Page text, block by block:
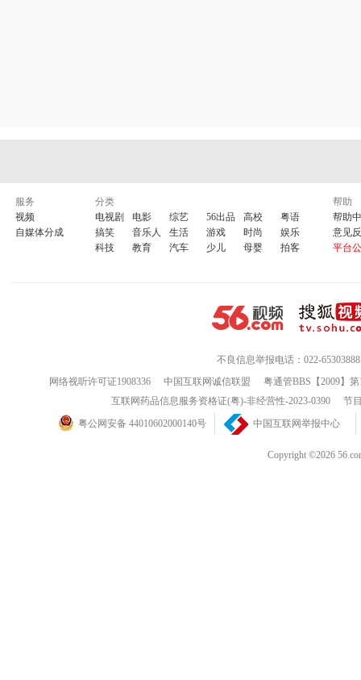
服务
视频
自媒体分成
分类
电视剧
电影 综艺 56出品 高校
粤语
搞笑
音乐人 生活 游戏 时尚
娱乐
科技
教育 汽车 少儿 母婴 拍客
帮助
帮助
意见
平台
不良信息举报电话：022-65303888
网络视听许可证1908336
中国互联网诚信联盟
粤通管BBS【2009】
互联网药品信息服务资格证(粤)-非经营性-2023-0390
节
粤公网安备 44010602000140号
中国互联网举报中心
Copyright ©2026